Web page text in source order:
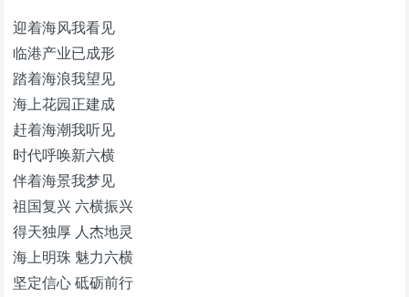
迎着海风我看见
临港产业已成形
踏着海浪我望见
海上花园正建成
赶着海潮我听见
时代呼唤新六横
伴着海景我梦见
祖国复兴 六横振兴
得天独厚 人杰地灵
海上明珠 魅力六横
坚定信心 砥砺前行